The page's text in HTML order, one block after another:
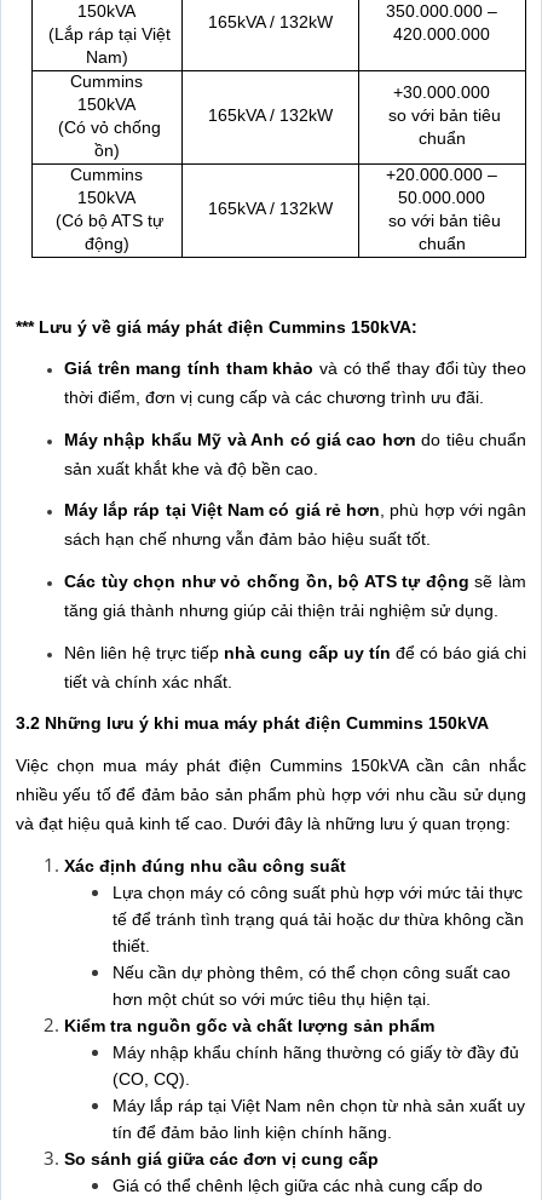
150kVA
(Lắp ráp tại Việt
Nam)
165kVA / 132kW
350.000.000 –
420.000.000
Cummins
150kVA
(Có vỏ chống
ồn)
165kVA / 132kW
+30.000.000
so với bản tiêu
chuẩn
Cummins
150kVA
(Có bộ ATS tự
động)
165kVA / 132kW
+20.000.000 –
50.000.000
so với bản tiêu
chuẩn
*** Lưu ý về giá máy phát điện Cummins 150kVA:
Giá trên mang tính tham khảo và có thể thay đổi tùy theo
thời điểm, đơn vị cung cấp và các chương trình ưu đãi.
Máy nhập khẩu Mỹ và Anh có giá cao hơn do tiêu chuẩn
sản xuất khắt khe và độ bền cao.
Máy lắp ráp tại Việt Nam có giá rẻ hơn, phù hợp với ngân
sách hạn chế nhưng vẫn đảm bảo hiệu suất tốt.
Các tùy chọn như vỏ chống ồn, bộ ATS tự động sẽ làm
tăng giá thành nhưng giúp cải thiện trải nghiệm sử dụng.
Nên liên hệ trực tiếp nhà cung cấp uy tín để có báo giá chi
tiết và chính xác nhất.
3.2 Những lưu ý khi mua máy phát điện Cummins 150kVA
Việc chọn mua máy phát điện Cummins 150kVA cần cân nhắc
nhiều yếu tố để đảm bảo sản phẩm phù hợp với nhu cầu sử dụng
và đạt hiệu quả kinh tế cao. Dưới đây là những lưu ý quan trọng:
Xác định đúng nhu cầu công suất
Lựa chọn máy có công suất phù hợp với mức tải thực
tế để tránh tình trạng quá tải hoặc dư thừa không cần
thiết.
Nếu cần dự phòng thêm, có thể chọn công suất cao
hơn một chút so với mức tiêu thụ hiện tại.
Kiểm tra nguồn gốc và chất lượng sản phẩm
Máy nhập khẩu chính hãng thường có giấy tờ đầy đủ
(CO, CQ).
Máy lắp ráp tại Việt Nam nên chọn từ nhà sản xuất uy
tín để đảm bảo linh kiện chính hãng.
So sánh giá giữa các đơn vị cung cấp
Giá có thể chênh lệch giữa các nhà cung cấp do